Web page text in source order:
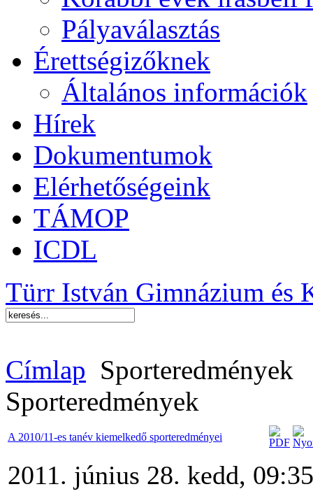
Pályaválasztás
Érettségizőknek
Általános információk
Hírek
Dokumentumok
Elérhetőségeink
TÁMOP
ICDL
Türr István Gimnázium és
Címlap Sporteredmények
Sporteredmények
A 2010/11-es tanév kiemelkedő sporteredményei
2011. június 28. kedd, 09:35